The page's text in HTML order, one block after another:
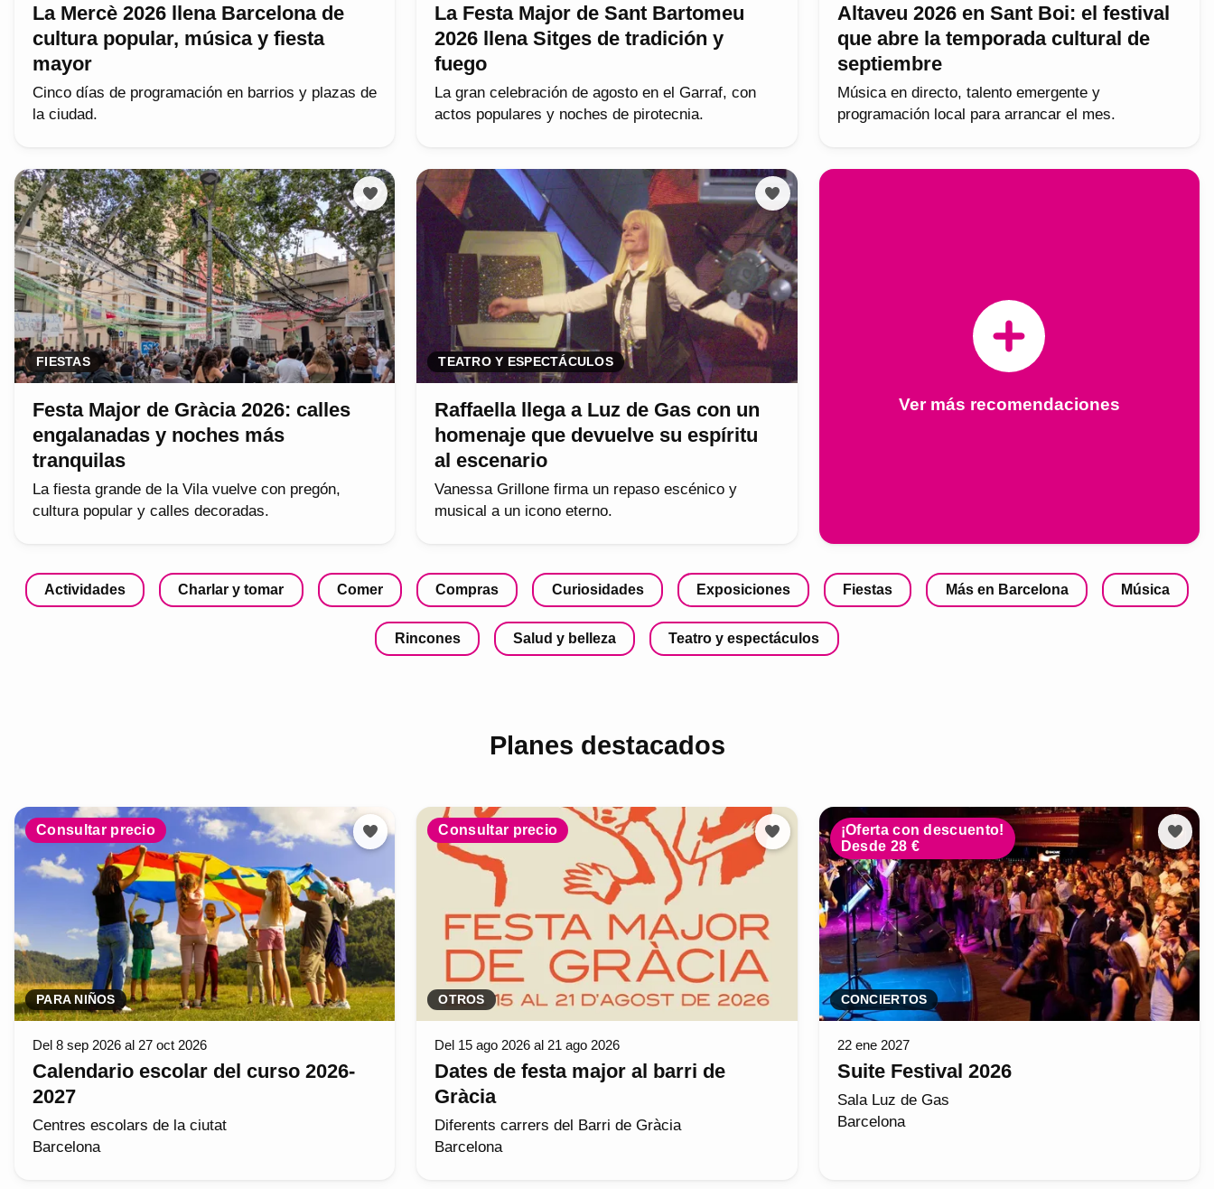
La Mercè 2026 llena Barcelona de
cultura popular, música y fiesta
mayor
Cinco días de programación en barrios y plazas de
la ciudad.
La Festa Major de Sant Bartomeu
2026 llena Sitges de tradición y
fuego
La gran celebración de agosto en el Garraf, con
actos populares y noches de pirotecnia.
Altaveu 2026 en Sant Boi: el festival
que abre la temporada cultural de
septiembre
Música en directo, talento emergente y
programación local para arrancar el mes.
FIESTAS
Festa Major de Gràcia 2026: calles
engalanadas y noches más
tranquilas
La fiesta grande de la Vila vuelve con pregón,
cultura popular y calles decoradas.
TEATRO Y ESPECTÁCULOS
Raffaella llega a Luz de Gas con un
homenaje que devuelve su espíritu
al escenario
Vanessa Grillone firma un repaso escénico y
musical a un icono eterno.
Ver más recomendaciones
Actividades Charlar y tomar Comer Compras Curiosidades Exposiciones Fiestas Más en Barcelona Música
Rincones Salud y belleza Teatro y espectáculos
Planes destacados
Consultar precio
PARA NIÑOS
Del 8 sep 2026 al 27 oct 2026
Calendario escolar del curso 2026-
2027
Centres escolars de la ciutat
Barcelona
Consultar precio
OTROS
Del 15 ago 2026 al 21 ago 2026
Dates de festa major al barri de
Gràcia
Diferents carrers del Barri de Gràcia
Barcelona
¡Oferta con descuento!
Desde 28 €
CONCIERTOS
22 ene 2027
Suite Festival 2026
Sala Luz de Gas
Barcelona